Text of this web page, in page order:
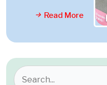
Read More